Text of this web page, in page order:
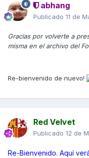
abhang
Publicado 11 de
Gracias por volverte a
misma en el archivo del
Re-bienvenido de nuevo!
Red Velvet
Publicado 12 de
Re-Bienvenido. Aquí